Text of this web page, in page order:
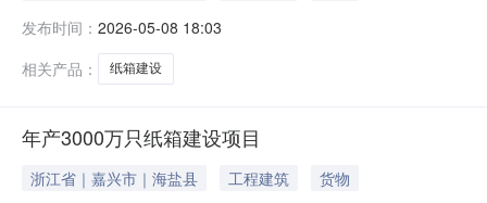
发布时间： 2026-05-08 18:03
相关产品：
纸箱建设
年产3000万只纸箱建设项目
浙江省｜嘉兴市｜海盐县 工程建筑
货物